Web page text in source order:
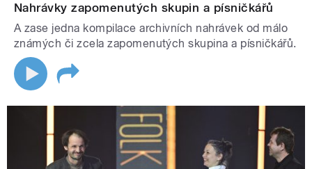
Nahrávky zapomenutých skupin a písničkářů
A zase jedna kompilace archivních nahrávek od málo
známých či zcela zapomenutých skupina a písničkářů.